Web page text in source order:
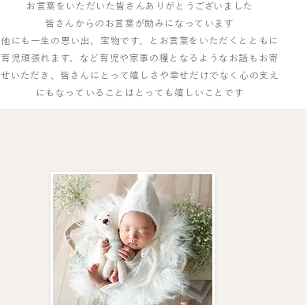
お言葉をいただいた皆さんありがとうございました
皆さんからのお言葉が励みになっています
他にも一生の思い出、宝物です、とお言葉をいただくとともに
育児頑張れます、など育児や家事の糧となるようなお話もお寄
せいただき、皆さんにとって嬉しさや幸せだけでなく心の支え
にもなっていることはとっても嬉しいことです